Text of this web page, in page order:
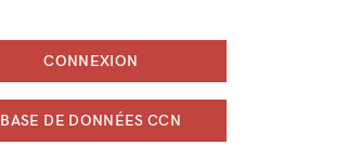
CONNEXION
BASE DE DONNÉES CCN